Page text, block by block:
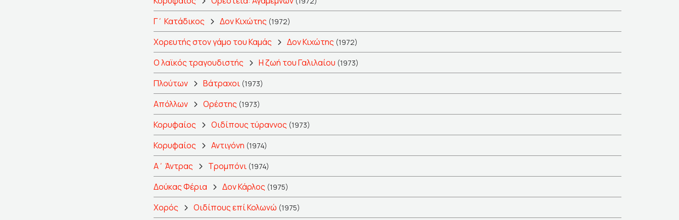
Γ΄ Κατάδικος Δον Κιχώτης (1972)
Χορευτής στον γάμο του Καμάς Δον Κιχώτης (1972)
Ο λαϊκός τραγουδιστής Η ζωή του Γαλιλαίου (1973)
Πλούτων Βάτραχοι (1973)
Απόλλων Ορέστης (1973)
Κορυφαίος Οιδίπους τύραννος (1973)
Κορυφαίος Αντιγόνη (1974)
Α΄ Άντρας Τρομπόνι (1974)
Δούκας Φέρια Δον Κάρλος (1975)
Χορός Οιδίπους επί Κολωνώ (1975)